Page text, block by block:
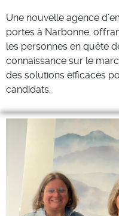
Une nouvelle agence
portes à Narbonne,
les personnes en quête
connaissance sur le
des solutions efficaces
candidats.